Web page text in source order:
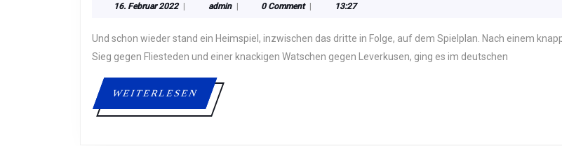
HEIMSPIEL
GEGEN
DART
TEAM
DEUTZ
16. Februar 202216.
adminadmin 0 Comment 13:27
Und schon wieder stand ein Heimspiel, inzwischen das dritte in Folge, auf dem Spielplan. Nach einem knappen
Sieg gegen Fliesteden und einer knackigen Watschen gegen Leverkusen, ging es im deutschen
WEITERLESENWEITERLESEN